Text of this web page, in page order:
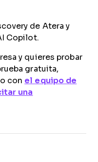
de Atera y
Copilot.
y quieres probar
gratuita,
con el equipo de
una